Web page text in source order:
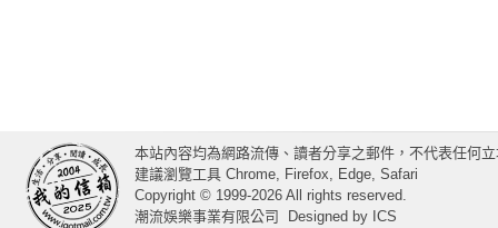
本站內容均為網路流傳、讀者分享之郵件，不代表任何
建議瀏覽工具 Chrome, Firefox, Edge, Safari
Copyright © 1999-2026 All rights reserved.
潮流娛樂事業有限公司
Designed by ICS